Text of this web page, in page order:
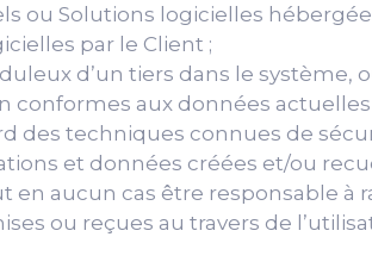
ou Solutions logicielles
par le Client ;
d’un tiers dans le système,
conformes aux données
des techniques connues de
et données créées et/ou
aucun cas être responsable à
ou reçues au travers de